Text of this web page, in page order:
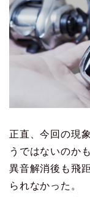
正直、今回の現
うではないのか
異音解消後も飛
られなかった。